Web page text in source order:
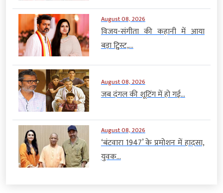
August 08, 2026
विजय-संगीता की कहानी में आया
बड़ा ट्विस्ट,...
August 08, 2026
जब दंगल की शूटिंग में हो गई...
August 08, 2026
‘बंटवारा 1947’ के प्रमोशन में हादसा,
युवक...